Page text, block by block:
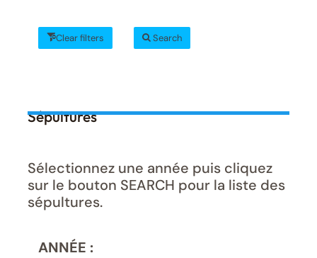
Clear filters Search
Sépultures
Sélectionnez une année puis cliquez
sur le bouton SEARCH pour la liste des
sépultures.
ANNÉE :